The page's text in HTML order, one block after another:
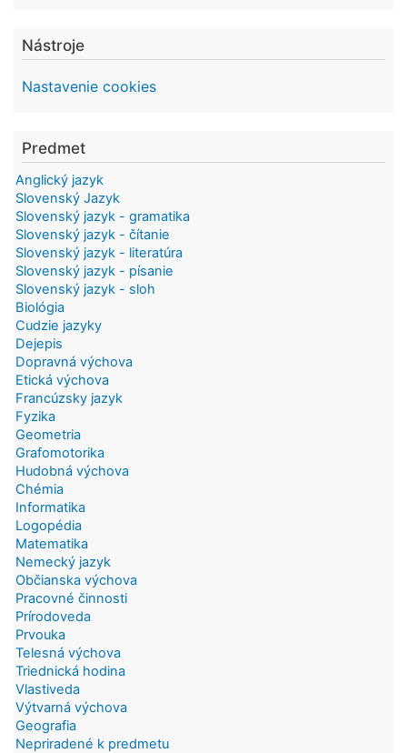
Nástroje
Nastavenie cookies
Predmet
Anglický jazyk
Slovenský Jazyk
Slovenský jazyk - gramatika
Slovenský jazyk - čítanie
Slovenský jazyk - literatúra
Slovenský jazyk - písanie
Slovenský jazyk - sloh
Biológia
Cudzie jazyky
Dejepis
Dopravná výchova
Etická výchova
Francúzsky jazyk
Fyzika
Geometria
Grafomotorika
Hudobná výchova
Chémia
Informatika
Logopédia
Matematika
Nemecký jazyk
Občianska výchova
Pracovné činnosti
Prírodoveda
Prvouka
Telesná výchova
Triednická hodina
Vlastiveda
Výtvarná výchova
Geografia
Nepriradené k predmetu